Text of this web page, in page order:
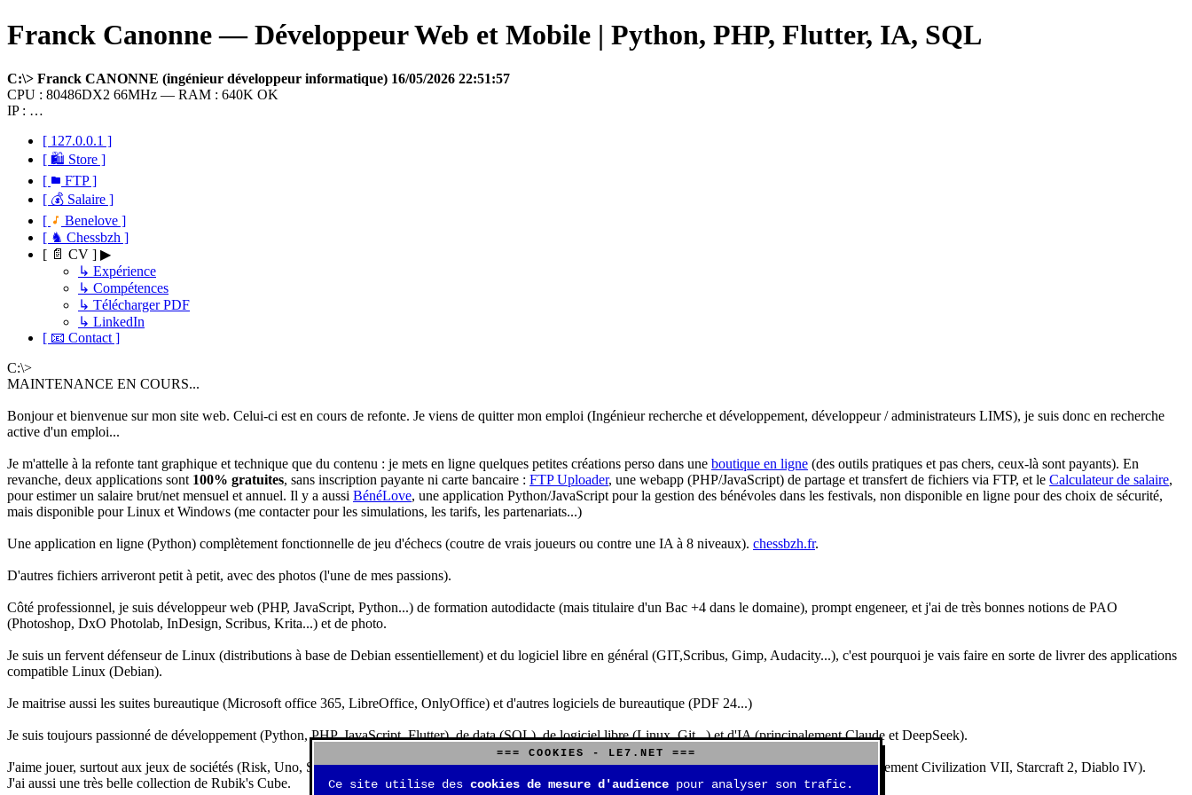
Franck Canonne — Développeur Web et Mobile | Python, PHP, Flutter, IA, SQL
C:\> Franck CANONNE (ingénieur développeur informatique) 16/05/2026 22:51:57
CPU : 80486DX2 66MHz — RAM : 640K OK
IP : …
[ 127.0.0.1 ]
[ 🛍 Store ]
[
FTP ]
[ 💰 Salaire ]
[
Benelove ]
[ ♞ Chessbzh ]
[ 📄 CV ] ▶
↳ Expérience
↳ Compétences
↳ Télécharger PDF
↳ LinkedIn
[ 📧 Contact ]
C:\>
MAINTENANCE EN COURS...
Bonjour et bienvenue sur mon site web. Celui-ci est en cours de refonte. Je viens de quitter mon emploi (Ingénieur recherche et développement, développeur / administrateurs LIMS), je suis donc en recherche
active d'un emploi...
Je m'attelle à la refonte tant graphique et technique que du contenu : je mets en ligne quelques petites créations perso dans une boutique en ligne (des outils pratiques et pas chers, ceux-là sont payants). En
revanche, deux applications sont 100% gratuites, sans inscription payante ni carte bancaire : FTP Uploader, une webapp (PHP/JavaScript) de partage et transfert de fichiers via FTP, et le Calculateur de salaire,
pour estimer un salaire brut/net mensuel et annuel. Il y a aussi BénéLove, une application Python/JavaScript pour la gestion des bénévoles dans les festivals, non disponible en ligne pour des choix de sécurité,
mais disponible pour Linux et Windows (me contacter pour les simulations, les tarifs, les partenariats...)
Une application en ligne (Python) complètement fonctionnelle de jeu d'échecs (coutre de vrais joueurs ou contre une IA à 8 niveaux). chessbzh.fr.
D'autres fichiers arriveront petit à petit, avec des photos (l'une de mes passions).
Côté professionnel, je suis développeur web (PHP, JavaScript, Python...) de formation autodidacte (mais titulaire d'un Bac +4 dans le domaine), prompt engeneer, et j'ai de très bonnes notions de PAO
(Photoshop, DxO Photolab, InDesign, Scribus, Krita...) et de photo.
Je suis un fervent défenseur de Linux (distributions à base de Debian essentiellement) et du logiciel libre en général (GIT,Scribus, Gimp, Audacity...), c'est pourquoi je vais faire en sorte de livrer des applications
compatible Linux (Debian).
Je maitrise aussi les suites bureautique (Microsoft office 365, LibreOffice, OnlyOffice) et d'autres logiciels de bureautique (PDF 24...)
Je suis toujours passionné de développement (Python, PHP, JavaScript, Flutter), de data (SQL), de logiciel libre (Linux, Git...) et d'IA (principalement Claude et DeepSeek).
J'aime jouer, surtout aux jeux de sociétés (Risk, Uno, Scrabble...), mais aussi aux jeux de stratégie (Echecs, Go, Quarto, Tock...) et aux jeux vidéos (essentiellement Civilization VII, Starcraft 2, Diablo IV).
J'ai aussi une très belle collection de Rubik's Cube.
=== COOKIES - LE7.NET ===
Ce site utilise des cookies de mesure d'audience pour analyser son trafic.